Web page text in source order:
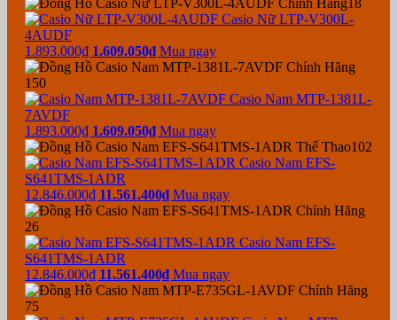
18
Casio Nữ LTP-V300L-
4AUDF
1.893.000₫ 1.609.050₫Mua ngay
150
Casio Nam MTP-1381L-
7AVDF
1.893.000₫ 1.609.050₫Mua ngay
102
Casio Nam EFS-
S641TMS-1ADR
12.846.000₫ 11.561.400₫Mua ngay
26
Casio Nam EFS-
S641TMS-1ADR
12.846.000₫ 11.561.400₫Mua ngay
75